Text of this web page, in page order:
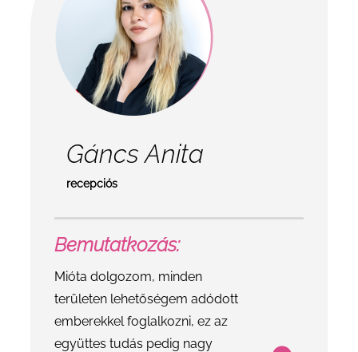
Gáncs Anita
recepciós
Bemutatkozás:
Mióta dolgozom, minden
területen lehetőségem adódott
emberekkel foglalkozni, ez az
együttes tudás pedig nagy